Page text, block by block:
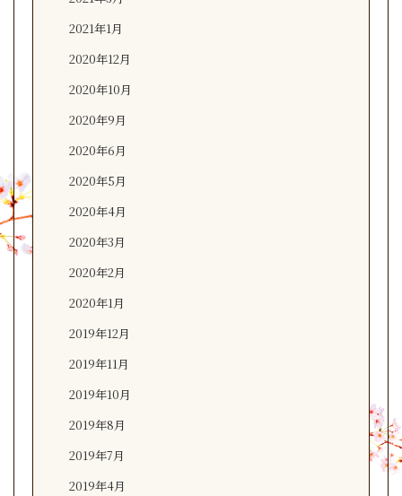
2021年1月
2020年12月
2020年10月
2020年9月
2020年6月
2020年5月
2020年4月
2020年3月
2020年2月
2020年1月
2019年12月
2019年11月
2019年10月
2019年8月
2019年7月
2019年4月